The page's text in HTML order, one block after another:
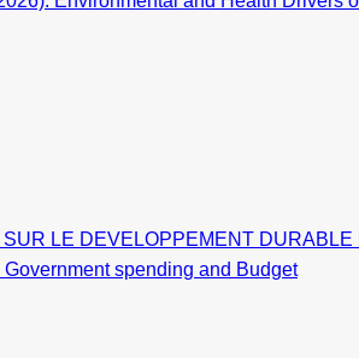
LE DEVELOPPEMENT
spending and Budget